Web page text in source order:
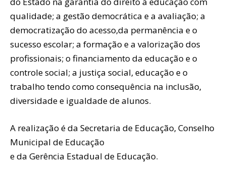
qualidade; a gestão democrática e a avaliação; a
democratização do acesso,da permanência e o
sucesso escolar; a formação e a valorização dos
profissionais; o financiamento da educação e o
controle social; a justiça social, educação e o
trabalho tendo como consequência na inclusão,
diversidade e igualdade de alunos.
A realização é da Secretaria de Educação, Conselho
Municipal de Educação
e da Gerência Estadual de Educação.